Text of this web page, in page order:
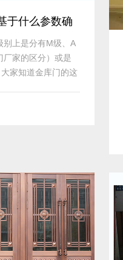
于什么参数确
别上是分有M级、A
厂家的区分）或是
家知道金库门的这